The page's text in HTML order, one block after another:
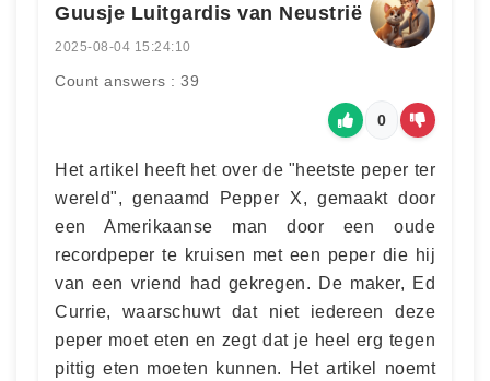
Guusje Luitgardis van Neustrië
2025-08-04 15:24:10
Count answers : 39
0
Het artikel heeft het over de "heetste peper ter
wereld", genaamd Pepper X, gemaakt door
een Amerikaanse man door een oude
recordpeper te kruisen met een peper die hij
van een vriend had gekregen. De maker, Ed
Currie, waarschuwt dat niet iedereen deze
peper moet eten en zegt dat je heel erg tegen
pittig eten moeten kunnen. Het artikel noemt